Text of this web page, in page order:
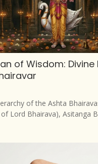
of Wisdom: Divine
of the Ashta
Lord Bhairava), Asitanga